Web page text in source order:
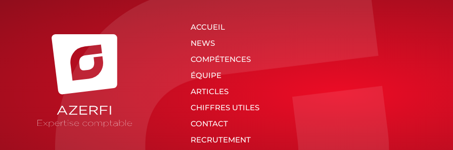
ACCUEIL
NEWS
COMPÉTENCES
ÉQUIPE
ARTICLES
CHIFFRES UTILES
CONTACT
RECRUTEMENT